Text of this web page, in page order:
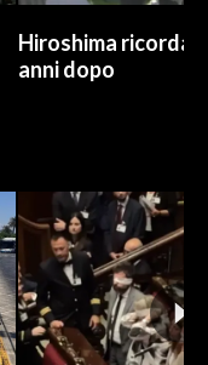
Hiroshima ricorda
anni dopo